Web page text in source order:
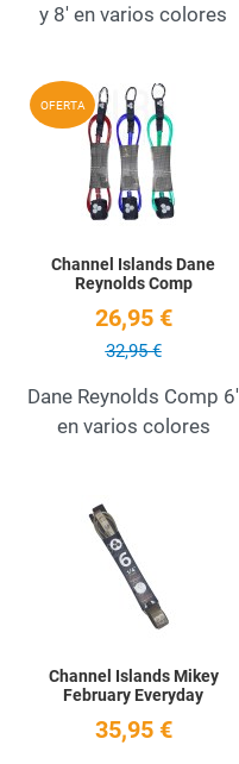
y 8' en varios colores
OFERTA
Channel Islands Dane
Reynolds Comp
26,95 €
32,95 €
Dane Reynolds Comp 6'
en varios colores
Channel Islands Mikey
February Everyday
35,95 €